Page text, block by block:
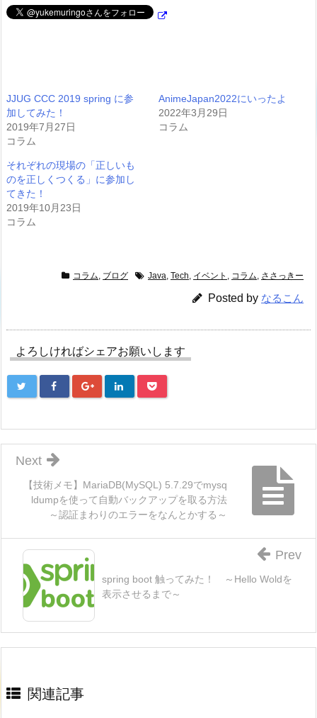
JJUG CCC 2019 spring に参
加してみた！
2019年7月27日
コラム
AnimeJapan2022にいったよ
2022年3月29日
コラム
それぞれの現場の「正しいも
のを正しくつくる」に参加し
てきた！
2019年10月23日
コラム
コラム ブログ Java Tech イベント コラム ささっきー
Posted by なるこん
よろしければシェアお願いします
【技術メモ】MariaDB(MySQL) 5.7.29でmysq
ldumpを使って自動バックアップを取る方法
～認証まわりのエラーをなんとかする～
Next
spring boot 触ってみた！ ～Hello Woldを
表示させるまで～
Prev
関連記事